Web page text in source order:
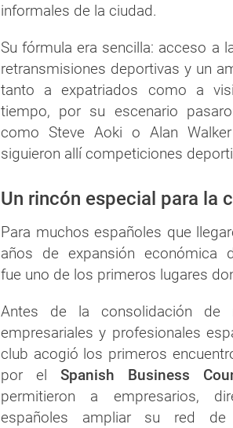
informales de la ciudad.
Su fórmula era sencilla: acceso a
retransmisiones deportivas y un
tanto a expatriados como a
tiempo, por su escenario
como Steve Aoki o Alan
siguieron allí competiciones
Un rincón especial para la
Para muchos españoles que
años de expansión económica
fue uno de los primeros lugares
Antes de la consolidación de
empresariales y profesionales
club acogió los primeros
por el Spanish Business
permitieron a empresarios,
españoles ampliar su red de